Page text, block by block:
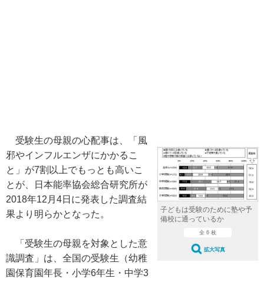
子どもは受験のために塾や予
備校に通っているか
全 6 枚
拡大写真
受験生の母親の心配事は、「風
邪やインフルエンザにかかるこ
と」が7割以上でもっとも高いこ
とが、日本能率協会総合研究所が
2018年12月4日に発表した調査結
果より明らかとなった。
「受験生の母親を対象とした意
識調査」は、全国の受験生（幼稚
園保育園年長・小学6年生・中学3